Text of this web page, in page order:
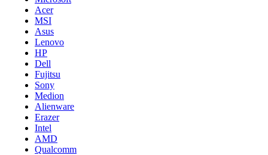
Acer
MSI
Asus
Lenovo
HP
Dell
Fujitsu
Sony
Medion
Alienware
Erazer
Intel
AMD
Qualcomm